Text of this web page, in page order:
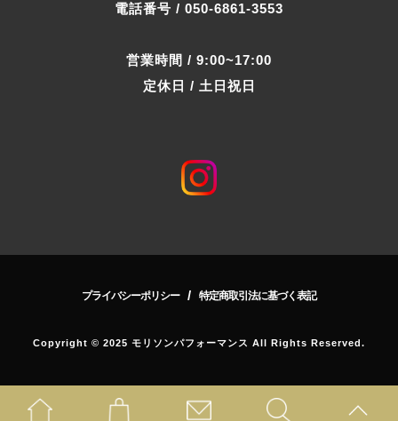
電話番号 / 050-6861-3553
営業時間 / 9:00~17:00
定休日 / 土日祝日
プライバシーポリシー / 特定商取引法に基づく表記
Copyright © 2025 モリソンパフォーマンス All Rights Reserved.